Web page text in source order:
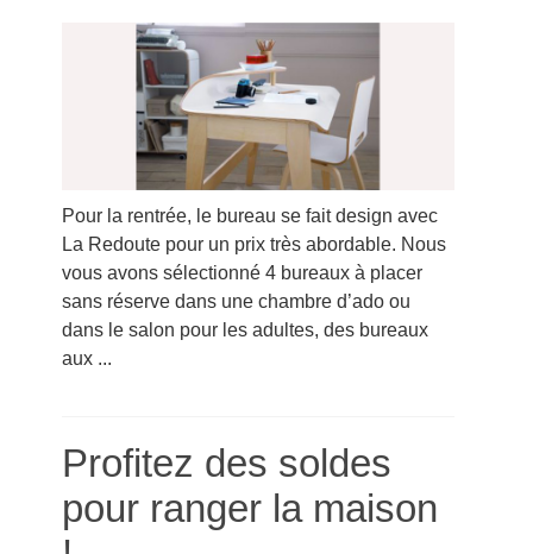
Pour la rentrée, le bureau se fait design avec
La Redoute pour un prix très abordable. Nous
vous avons sélectionné 4 bureaux à placer
sans réserve dans une chambre d’ado ou
dans le salon pour les adultes, des bureaux
aux ...
Profitez des soldes
pour ranger la maison